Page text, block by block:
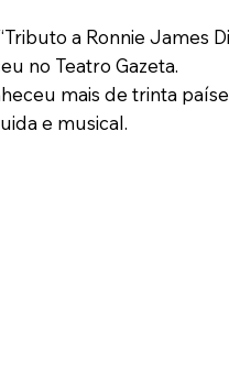
a Ronnie James
no Teatro Gazeta.
mais de trinta
e musical.